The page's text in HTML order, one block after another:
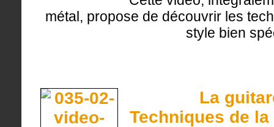
métal, propose de découvrir les
style bien
La
Techniques de